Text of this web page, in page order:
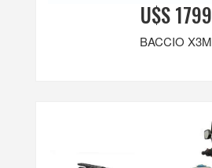
U$S 1799
BACCIO X3M